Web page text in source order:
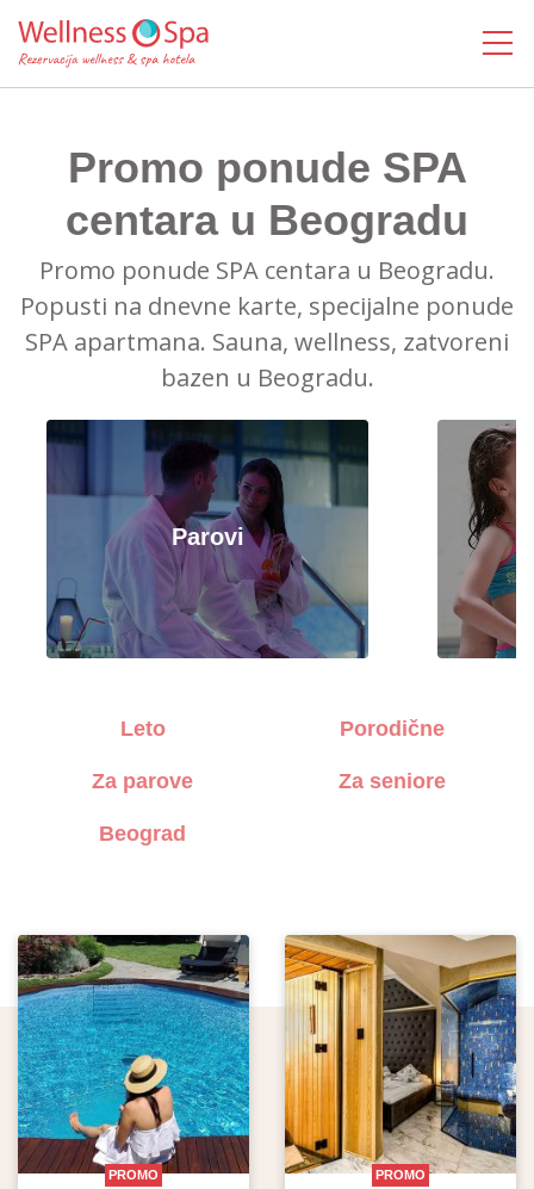
Promo ponude SPA
centara u Beogradu
Promo ponude SPA centara u Beogradu.
Popusti na dnevne karte, specijalne ponude
SPA apartmana. Sauna, wellness, zatvoreni
bazen u Beogradu.
Parovi
Leto Porodične
Za parove Za seniore
Beograd
PROMO PROMO